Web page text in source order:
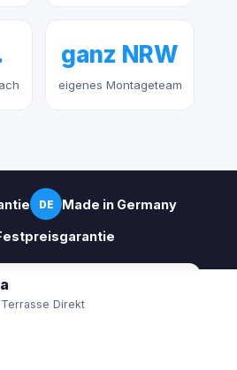
ganz NRW
eigenes Montageteam
DE Made in Germany
Terrasse Direkt